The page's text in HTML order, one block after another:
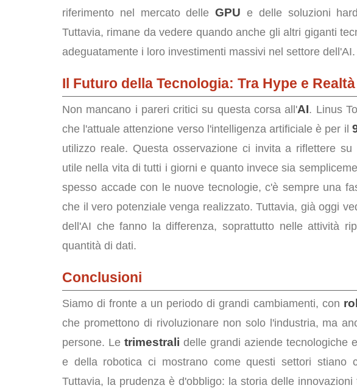
riferimento nel mercato delleGPU e delle soluzioni
Tuttavia, rimane da vedere quando anche gli altri giganti
adeguatamente i loro investimenti massivi nel settore dell'AI.
Il Futuro della Tecnologia: Tra Hype e Realtà
Non mancano i pareri critici su questa corsa all'AI. Linus
che l'attuale attenzione verso l'intelligenza artificiale è per il
utilizzo reale. Questa osservazione ci invita a riflettere
utile nella vita di tutti i giorni e quanto invece sia
spesso accade con le nuove tecnologie, c'è sempre una
che il vero potenziale venga realizzato. Tuttavia, già oggi
dell'AI che fanno la differenza, soprattutto nelle attività
quantità di dati.
Conclusioni
Siamo di fronte a un periodo di grandi cambiamenti, con
che promettono di rivoluzionare non solo l'industria, ma
persone. Le trimestrali delle grandi aziende tecnologiche
e della robotica ci mostrano come questi settori stiano
Tuttavia, la prudenza è d'obbligo: la storia delle